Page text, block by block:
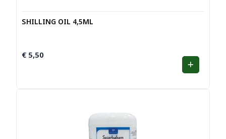
SHILLING OIL 4,5ML
€ 5,50